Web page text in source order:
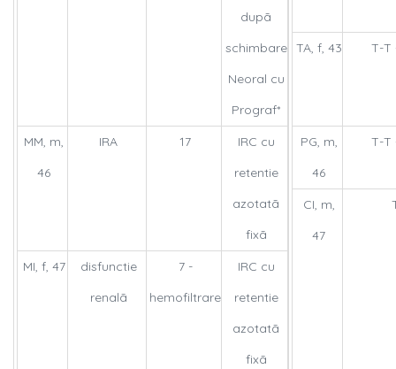
dupã
schimbare
Neoral cu
Prograf*
MM, m,
46
IRA 17
IRC cu
retentie
azotatã
fixã
MI, f, 47
disfunctie
renalã
7 -
hemofiltrare
IRC cu
retentie
azotatã
fixã
TA, f, 43 T-T
PG, m,
46
T-T
CI, m,
47